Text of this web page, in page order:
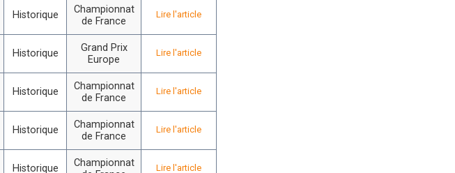
Historique
Championnat
de France
Lire l'article
Historique
Grand Prix
Europe
Lire l'article
Historique
Championnat
de France
Lire l'article
Historique
Championnat
de France
Lire l'article
Historique
Championnat
Lire l'article